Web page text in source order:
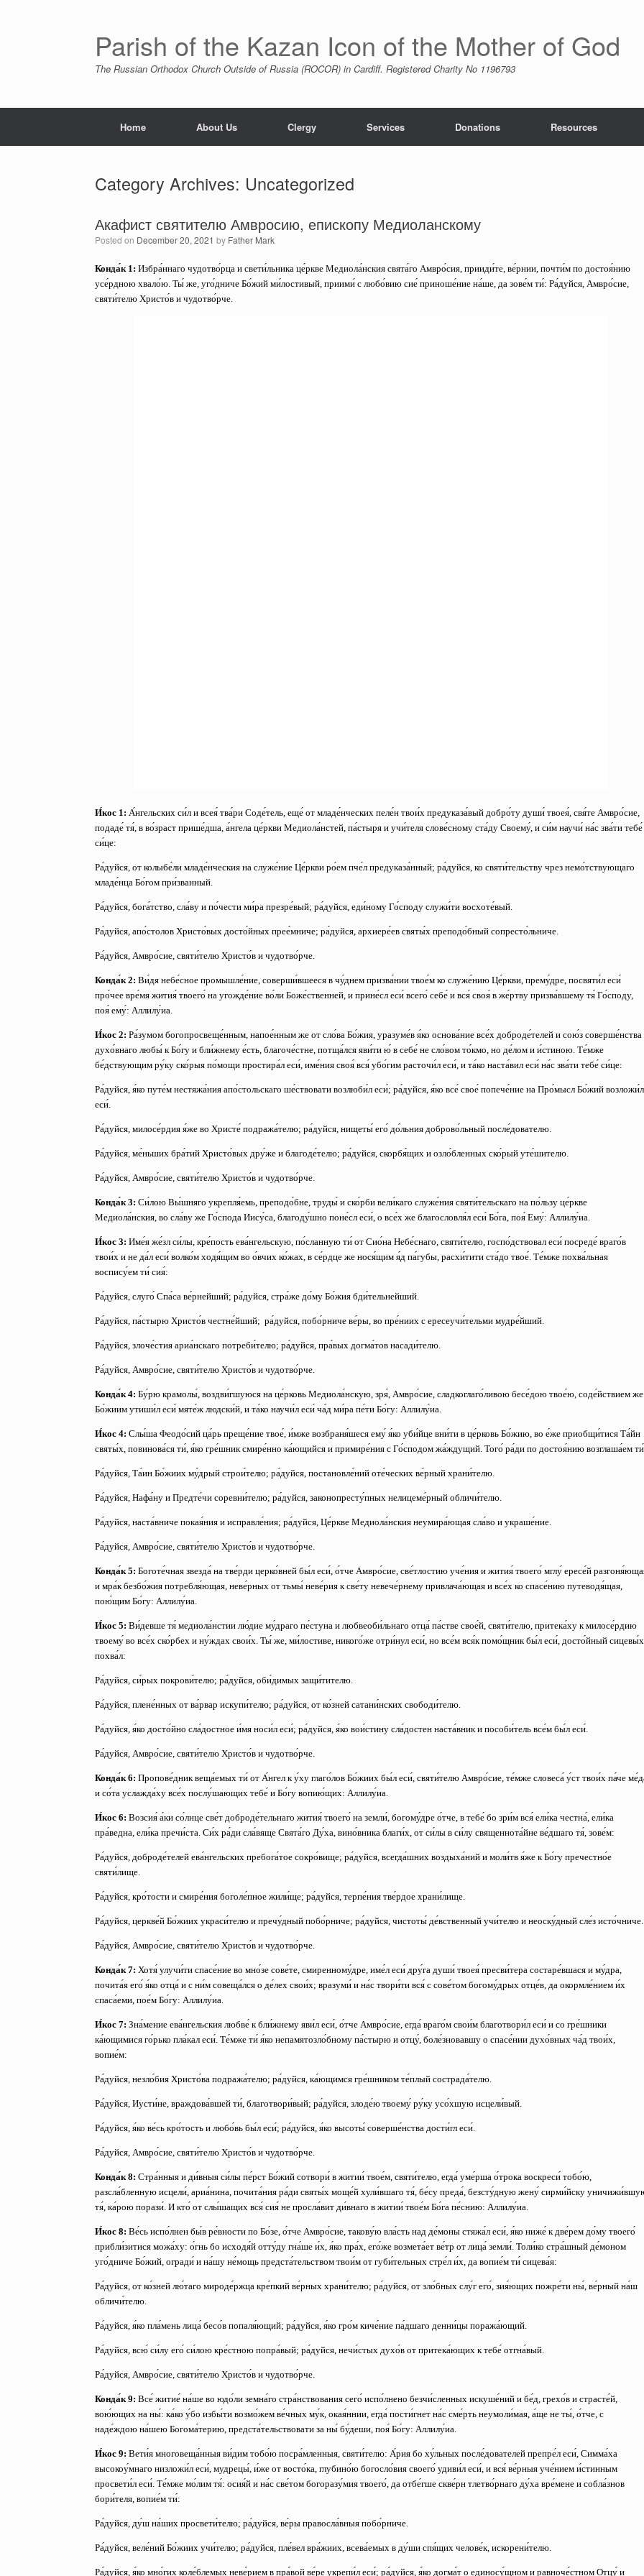
Parish of the Kazan Icon of the Mother of God
The Russian Orthodox Church Outside of Russia (ROCOR) in Cardiff. Registered Charity No 1196793
Home About Us Clergy Services Donations Resources
Category Archives: Uncategorized
Акафист святителю Амвросию, епископу Медиоланскому
Posted on December 20, 2021 by Father Mark
Конда́к 1: Избра́ннаго чудотво́рца и свети́льника це́ркве Медиола́нския свята́го Амвро́сия, прииди́те, ве́рнии, почти́м по достоя́нию
усе́рдною хвало́ю. Ты́ же, уго́дниче Бо́жий ми́лостивый, приими́ с любо́вию сие́ приноше́ние на́ше, да зове́м ти́: Ра́дуйся, Амвро́сие,
святи́телю Христо́в и чудотво́рче.
И́кос 1: А́нгельских си́л и всея́ тва́ри Соде́тель, еще́ от младе́нческих пеле́н твои́х предуказа́вый добро́ту души́ твоея́, свя́те Амвро́сие,
подаде́ тя́, в во́зраст прише́дша, а́нгела це́ркви Медиола́нстей, па́стыря и учи́теля слове́сному ста́ду Своему́, и си́м научи́ на́с зва́ти тебе́
си́це:
Ра́дуйся, от колыбе́ли младе́нческия на служе́ние Це́ркви ро́ем пче́л предуказа́нный; ра́дуйся, ко святи́тельству чрез немо́тствующаго
младе́нца Бо́гом при́званный.
Ра́дуйся, бога́тство, сла́ву и по́чести ми́ра презре́вый; ра́дуйся, еди́ному Го́споду служи́ти восхоте́вый.
Ра́дуйся, апо́столов Христо́вых досто́йных прее́мниче; ра́дуйся, архиере́ев святы́х преподо́бный сопресто́льниче.
Ра́дуйся, Амвро́сие, святи́телю Христо́в и чудотво́рче.
Конда́к 2: Ви́дя небе́сное промышле́ние, соверши́вшееся в чу́днем призва́нии твое́м ко служе́нию Це́ркви, прему́дре, посвяти́л еси́
про́чее вре́мя жития́ твоего́ на угожде́ние во́ли Боже́ственней, и прине́сл еси́ всего́ себе́ и вся́ своя́ в же́ртву призва́вшему тя́ Го́споду,
поя́ ему́: Аллилу́иа.
И́кос 2: Ра́зумом богопросвеще́нным, напое́нным же от сло́ва Бо́жия, уразуме́в я́ко основа́ние все́х доброде́телей и сою́з соверше́нства
духо́внаго любы́ к Бо́гу и бли́жнему е́сть, благоче́стне, потща́лся яви́ти ю́ в себе́ не сло́вом то́кмо, но де́лом и и́стиною. Те́мже
бе́дствующим ру́ку ско́рыя по́мощи простира́л еси́, име́ния своя́ вся́ убо́гим расточи́л еси́, и та́ко наста́вил еси́ на́с зва́ти тебе́ си́це:
Ра́дуйся, я́ко путе́м нестяжа́ния апо́стольскаго ше́ствовати возлюби́л еси́; ра́дуйся, я́ко все́ свое́ попече́ние на Про́мысл Бо́жий возложи́л
еси́.
Ра́дуйся, милосе́рдия я́же во Христе́ подража́телю; ра́дуйся, нищеты́ его́ до́льния доброво́льный после́дователю.
Ра́дуйся, ме́ньших бра́тий Христо́вых дру́же и благоде́телю; ра́дуйся, скорбя́щих и озло́бленных ско́рый уте́шителю.
Ра́дуйся, Амвро́сие, святи́телю Христо́в и чудотво́рче.
Конда́к 3: Си́лою Вы́шняго укрепля́емь, преподо́бне, труды́ и ско́рби вели́каго служе́ния святи́тельскаго на по́льзу це́ркве
Медиола́нския, во сла́ву же Го́спода Иису́са, благоду́шно поне́сл еси́, о все́х же благословля́л еси́ Бо́га, поя́ Ему́: Аллилу́иа.
И́кос 3: Име́я же́зл си́лы, кре́пость ева́нгельскую, по́сланную ти́ от Сио́на Небе́снаго, святи́телю, госпо́дствовал еси́ посреде́ враго́в
твои́х и не да́л еси́ волко́м ходя́щим во о́вчих ко́жах, в се́рдце же нося́щим я́д па́губы, расхи́тити ста́до твое́. Те́мже похва́льная
воспису́ем ти́ сия́:
Ра́дуйся, слуго́ Спа́са ве́рнейший; ра́дуйся, стра́же до́му Бо́жия бди́тельнейший.
Ра́дуйся, па́стырю Христо́в честне́йший; ра́дуйся, побо́рниче ве́ры, во пре́ниих с ересеучи́тельми мудре́йший.
Ра́дуйся, злоче́стия ариа́нскаго потреби́телю; ра́дуйся, пра́вых догма́тов насади́телю.
Ра́дуйся, Амвро́сие, святи́телю Христо́в и чудотво́рче.
Конда́к 4: Бу́рю крамолы́, воздви́гшуюся на це́рковь Медиола́нскую, зря́, Амвро́сие, сладкоглаго́ливою бесе́дою твое́ю, соде́йствием же
Бо́жиим утиши́л еси́ мяте́ж людски́й, и та́ко научи́л еси́ ча́д ми́ра пе́ти Бо́гу: Аллилу́иа.
И́кос 4: Слы́ша Феодо́сий ца́рь преще́ние твое́, и́мже возбраня́шеся ему́ я́ко уби́йце вни́ти в це́рковь Бо́жию, во е́же приобщи́тися Та́йн
святы́х, повинова́ся ти́, я́ко гре́шник смире́нно ка́ющийся и примире́ния с Го́сподом жа́ждущий. Того́ ра́ди по достоя́нию возглаша́ем
Ра́дуйся, Та́ин Бо́жиих му́дрый строи́телю; ра́дуйся, постановле́ний оте́ческих ве́рный храни́телю.
Ра́дуйся, Нафа́ну и Предте́чи соревни́телю; ра́дуйся, законопресту́пных нелицеме́рный обличи́телю.
Ра́дуйся, наста́вниче покая́ния и исправле́ния; ра́дуйся, Це́ркве Медиола́нския неумира́ющая сла́во и украше́ние.
Ра́дуйся, Амвро́сие, святи́телю Христо́в и чудотво́рче.
Конда́к 5: Боготе́чная звезда́ на тве́рди церко́вней бы́л еси́, о́тче Амвро́сие, све́тлостию уче́ния и жития́ твоего́ мглу́ ересе́й
и мра́к безбо́жия потребля́ющая, неве́рных от тьмы́ неве́рия к све́ту невече́рнему привлача́ющая и все́х ко спасе́нию путеводя́щая,
пою́щим Бо́гу: Аллилу́иа.
И́кос 5: Ви́девше тя́ медиола́нстии лю́дие му́драго пе́стуна и любвеоби́льнаго отца́ па́стве свое́й, святи́телю, притека́ху к милосе́рдию
твоему́ во все́х ско́рбех и ну́ждах свои́х. Ты́ же, ми́лостиве, никого́же отри́нул еси́, но все́м вся́к помо́щник бы́л еси́, досто́йный сицевы́х
похва́л:
Ра́дуйся, си́рых покрови́телю; ра́дуйся, оби́димых защи́тителю.
Ра́дуйся, плене́нных от ва́рвар искупи́телю; ра́дуйся, от ко́зней сатани́нских свободи́телю.
Ра́дуйся, я́ко досто́йно сла́достное и́мя носи́л еси́; ра́дуйся, я́ко вои́стину сла́достен наста́вник и пособи́тель все́м бы́л еси́.
Ра́дуйся, Амвро́сие, святи́телю Христо́в и чудотво́рче.
Конда́к 6: Пропове́дник веща́емых ти́ от А́нгел к у́ху глаго́лов Бо́жиих бы́л еси́, святи́телю Амвро́сие, те́мже словеса́ у́ст твои́х па́че
и со́та услажда́ху все́х послу́шающих тебе́ и Бо́гу вопию́щих: Аллилу́иа.
И́кос 6: Возсия́ а́ки со́лнце све́т доброде́тельнаго жития́ твоего́ на земли́, богому́дре о́тче, в тебе́ бо зри́м вся́ ели́ка честна́, ели́ка
пра́ведна, ели́ка пречи́ста. Си́х ра́ди сла́вяще Свята́го Ду́ха, вино́вника благи́х, от си́лы в си́лу священнота́йне ве́дшаго тя́, зове́м:
Ра́дуйся, доброде́телей ева́нгельских пребога́тое сокро́вище; ра́дуйся, всегда́шних воздыха́ний и моли́тв я́же к Бо́гу пречестно́е
святи́лище.
Ра́дуйся, кро́тости и смире́ния боголе́пное жили́ще; ра́дуйся, терпе́ния тве́рдое храни́лище.
Ра́дуйся, церкве́й Бо́жиих украси́телю и пречу́дный побо́рниче; ра́дуйся, чистоты́ де́вственный учи́телю и неоску́дный сле́з исто́чниче.
Ра́дуйся, Амвро́сие, святи́телю Христо́в и чудотво́рче.
Конда́к 7: Хотя́ улучи́ти спасе́ние во мно́зе сове́те, смиренному́дре, име́л еси́ дру́га души́ твоея́ пресви́тера состаре́вшася и му́дра,
почита́я его́ я́ко отца́ и с ни́м совеща́лся о де́лех свои́х; вразуми́ и на́с твори́ти вся́ с сове́том богому́дрых отце́в, да окормле́нием и́х
спаса́еми, пое́м Бо́гу: Аллилу́иа.
И́кос 7: Зна́мение ева́нгельския любве́ к бли́жнему яви́л еси́, о́тче Амвро́сие, егда́ враго́м свои́м благотвори́л еси́ и со гре́шники
ка́ющимися го́рько пла́кал еси́. Те́мже ти́ я́ко непамятозло́бному па́стырю и отцу́, боле́зновавшу о спасе́нии духо́вных ча́д твои́х,
вопие́м:
Ра́дуйся, незло́бия Христо́ва подража́телю; ра́дуйся, ка́ющимся гре́шником те́плый сострада́телю.
Ра́дуйся, Иусти́не, враждова́вшей ти́, благотвори́вый; ра́дуйся, злоде́ю твоему́ ру́ку усо́хшую исцели́вый.
Ра́дуйся, я́ко ве́сь кро́тость и любо́вь бы́л еси́; ра́дуйся, я́ко высоты́ соверше́нства дости́гл еси́.
Ра́дуйся, Амвро́сие, святи́телю Христо́в и чудотво́рче.
Конда́к 8: Стра́нныя и ди́вныя си́лы пе́рст Бо́жий сотвори́ в житии́ твое́м, святи́телю, егда́ уме́рша о́трока воскреси́ тобо́ю,
разсла́бленную исцели́, ариа́нина, почита́ния ра́ди святы́х моще́й хули́вшаго тя́, бе́су преда́, безсту́дную жену́ сирми́йску
тя́, ка́рою порази́. И кто́ от слы́шащих вся́ сия́ не просла́вит ди́внаго в житии́ твое́м Бо́га пе́снию: Аллилу́иа.
И́кос 8: Ве́сь испо́лнен бы́в ре́вности по Бо́зе, о́тче Амвро́сие, такову́ю вла́сть над де́моны стяжа́л еси́, я́ко ниже́ к две́рем до́му твоего́
прибли́зитися можа́ху: о́гнь бо исходя́й отту́ду гна́ше и́х, я́ко пра́х, его́же возмета́ет ве́тр от лица́ земли́. Толи́ко стра́шный де́моном
уго́дниче Бо́жий, огради́ и на́шу не́мощь предста́тельством твои́м от губи́тельных стре́л и́х, да вопие́м ти́ сицева́я:
Ра́дуйся, от ко́зней лю́таго мироде́ржца кре́пкий ве́рных храни́телю; ра́дуйся, от зло́бных слу́г его́, зия́ющих пожре́ти ны́, ве́рный на́ш
обличи́телю.
Ра́дуйся, я́ко пла́мень лица́ бесо́в попаля́ющий; ра́дуйся, я́ко гро́м киче́ние па́дшаго денни́цы поража́ющий.
Ра́дуйся, всю́ си́лу его́ си́лою кре́стною попра́вый; ра́дуйся, нечи́стых духо́в от притека́ющих к тебе́ отгна́вый.
Ра́дуйся, Амвро́сие, святи́телю Христо́в и чудотво́рче.
Конда́к 9: Все́ житие́ на́ше во юдо́ли земна́го стра́нствования сего́ испо́лнено безчи́сленных искуше́ний и бе́д, грехо́в и страсте́й,
вою́ющих на ны́: ка́ко у́бо избы́ти возмо́жем ве́чных му́к, окая́ннии, егда́ пости́гнет на́с сме́рть неумоли́мая, а́ще не ты́, о́тче, с
наде́ждою на́шею Богома́терию, предста́тельствовати за ны́ бу́деши, поя́ Бо́гу: Аллилу́иа.
И́кос 9: Вети́я многовеща́нныя ви́дим тобо́ю посра́мленныя, святи́телю: А́рия бо ху́льных после́дователей препре́л еси́, Симма́ха
высокоу́мнаго низложи́л еси́, мудрецы́, и́же от восто́ка, глубино́ю богосло́вия своего́ удиви́л еси́, и вся́ ве́рныя уче́нием и́стинным
просвети́л еси́. Те́мже мо́лим тя́: осия́й и на́с све́том богоразу́мия твоего́, да отбе́гше скве́рн тлетво́рнаго ду́ха вре́мене и собла́знов
бори́теля, вопие́м ти́:
Ра́дуйся, ду́ш на́ших просвети́телю; ра́дуйся, ве́ры правосла́вныя побо́рниче.
Ра́дуйся, веле́ний Бо́жиих учи́телю; ра́дуйся, пле́вел вра́жиих, всева́емых в ду́ши спя́щих челове́к, искорени́телю.
Ра́дуйся, я́ко мно́гих коле́блемых неве́рием в пра́вой ве́ре укрепи́л еси́; ра́дуйся, я́ко догма́т о единосу́щном и равноче́стном Отцу́ и